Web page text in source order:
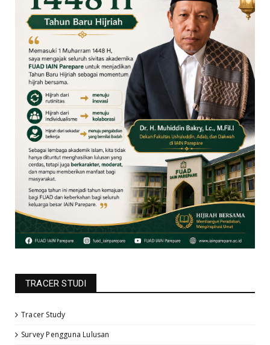
TRACER STUDI
Tracer Study
Survey Pengguna Lulusan